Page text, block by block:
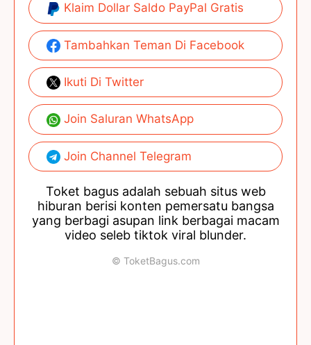
Klaim Dollar Saldo PayPal Gratis
Tambahkan Teman Di Facebook
Ikuti Di Twitter
Join Saluran WhatsApp
Join Channel Telegram
Toket bagus adalah sebuah situs web
hiburan berisi konten pemersatu bangsa
yang berbagi asupan link berbagai macam
video seleb tiktok viral blunder.
© ToketBagus.com